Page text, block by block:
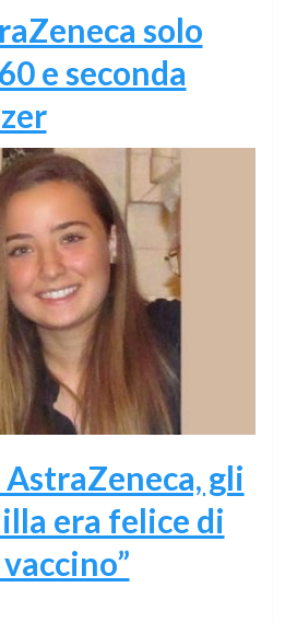
solo
e seconda
gli
era felice di